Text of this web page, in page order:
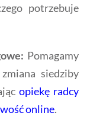
potrzebuje
Pomagamy
siedziby
opiekę radcy
online.